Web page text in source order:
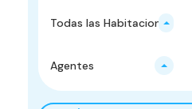
Todas las Habitaciones
Agentes